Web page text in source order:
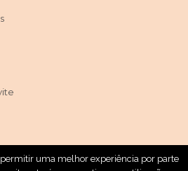
Copyright 2019 | Powered By
permitir uma melhor experiência por parte